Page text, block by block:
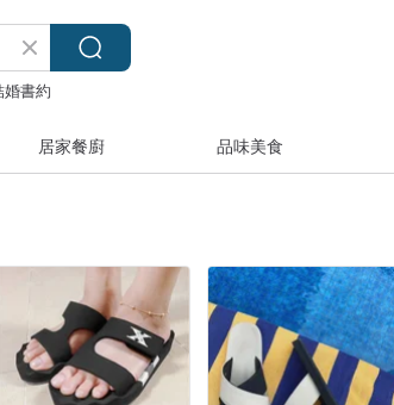
婚書約
居家餐廚 品味美食